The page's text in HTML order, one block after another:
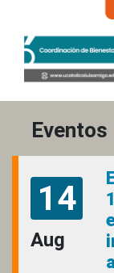
Eventos
14
Aug